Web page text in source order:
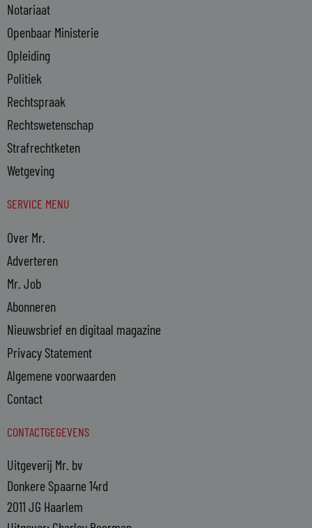
Notariaat
Openbaar Ministerie
Opleiding
Politiek
Rechtspraak
Rechtswetenschap
Strafrechtketen
Wetgeving
SERVICE MENU
Over Mr.
Adverteren
Mr. Job
Abonneren
Nieuwsbrief en digitaal magazine
Privacy Statement
Algemene voorwaarden
Contact
CONTACTGEGEVENS
Uitgeverij Mr. bv
Donkere Spaarne 14rd
2011 JG Haarlem